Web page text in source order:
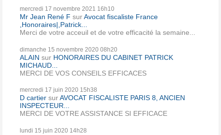
mercredi 17 novembre 2021 16h10
Mr Jean René F surAvocat fiscaliste France
,Honoraires|,Patrick...
Merci de votre acceuil et de votre efficacité la semaine...
dimanche 15 novembre 2020 08h20
ALAIN sur HONORAIRES DU CABINET PATRICK
MICHAUD...
MERCI DE VOS CONSEILS EFFICACES
mercredi 17 juin 2020 15h38
D cartier surAVOCAT FISCALISTE PARIS 8, ANCIEN
INSPECTEUR...
MERCI DE VOTRE ASSISTANCE SI EFFICACE
lundi 15 juin 2020 14h28